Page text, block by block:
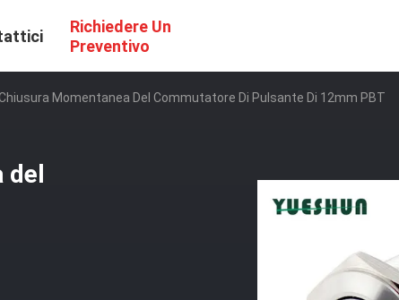
Richiedere Un
Preventivo
Momentanea Del Commutatore Di Pulsante Di 12mm PBT
del